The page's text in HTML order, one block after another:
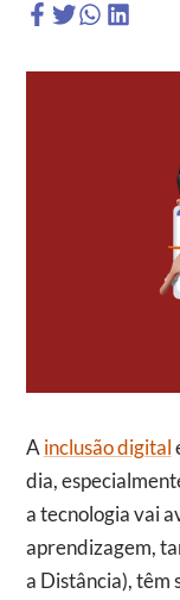
inclusão digital
dia,
a tecnologia vai
aprendizagem,
a Distância), têm